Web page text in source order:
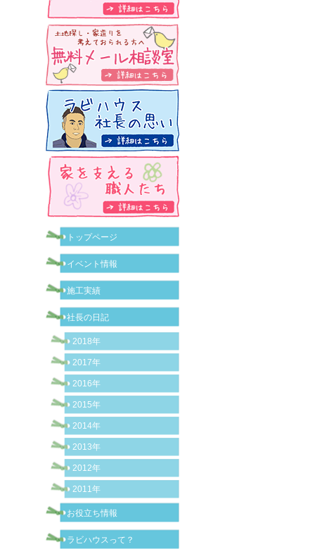
トップページ
イベント情報
施工実績
社長の日記
2018年
2017年
2016年
2015年
2014年
2013年
2012年
2011年
お役立ち情報
ラビハウスって？